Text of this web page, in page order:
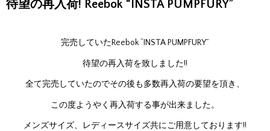
待望の再入荷! Reebok “INSTA PUMPFURY”
完売していたReebok “INSTA PUMPFURY”
待望の再入荷を致しました!!
全て完売していたのでその後も多数再入荷の要望を頂き、
この度ようやく再入荷する事が出来ました。
メンズサイズ、レディースサイズ共にご用意しております!!